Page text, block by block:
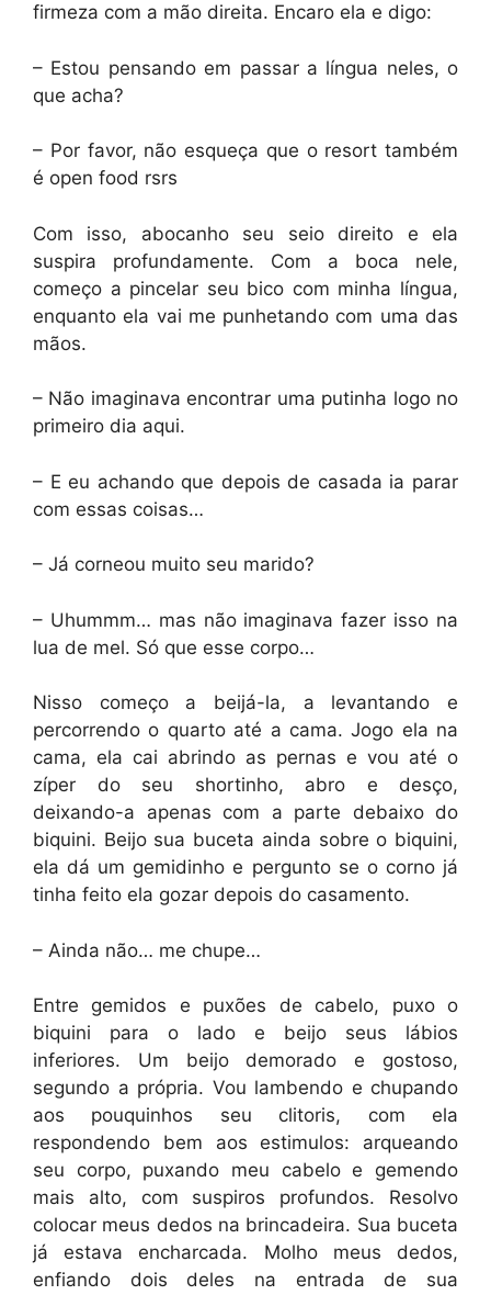
firmeza com a mão direita. Encaro ela e digo:
– Estou pensando em passar a língua neles, o
que acha?
– Por favor, não esqueça que o resort também
é open food rsrs
Com isso, abocanho seu seio direito e ela
suspira profundamente. Com a boca nele,
começo a pincelar seu bico com minha língua,
enquanto ela vai me punhetando com uma das
mãos.
– Não imaginava encontrar uma putinha logo no
primeiro dia aqui.
– E eu achando que depois de casada ia parar
com essas coisas…
– Já corneou muito seu marido?
– Uhummm… mas não imaginava fazer isso na
lua de mel. Só que esse corpo…
Nisso começo a beijá-la, a levantando e
percorrendo o quarto até a cama. Jogo ela na
cama, ela cai abrindo as pernas e vou até o
zíper do seu shortinho, abro e desço,
deixando-a apenas com a parte debaixo do
biquini. Beijo sua buceta ainda sobre o biquini,
ela dá um gemidinho e pergunto se o corno já
tinha feito ela gozar depois do casamento.
– Ainda não… me chupe…
Entre gemidos e puxões de cabelo, puxo o
biquini para o lado e beijo seus lábios
inferiores. Um beijo demorado e gostoso,
segundo a própria. Vou lambendo e chupando
aos pouquinhos seu clitoris, com ela
respondendo bem aos estimulos: arqueando
seu corpo, puxando meu cabelo e gemendo
mais alto, com suspiros profundos. Resolvo
colocar meus dedos na brincadeira. Sua buceta
já estava encharcada. Molho meus dedos,
enfiando dois deles na entrada de sua